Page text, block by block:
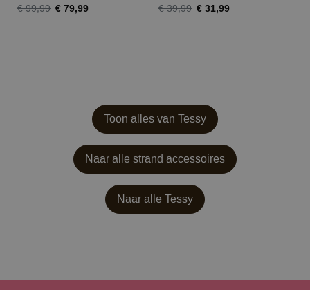
€ 99,99 € 79,99 € 39,99 € 31,99
Toon alles van Tessy
Naar alle strand accessoires
Naar alle Tessy